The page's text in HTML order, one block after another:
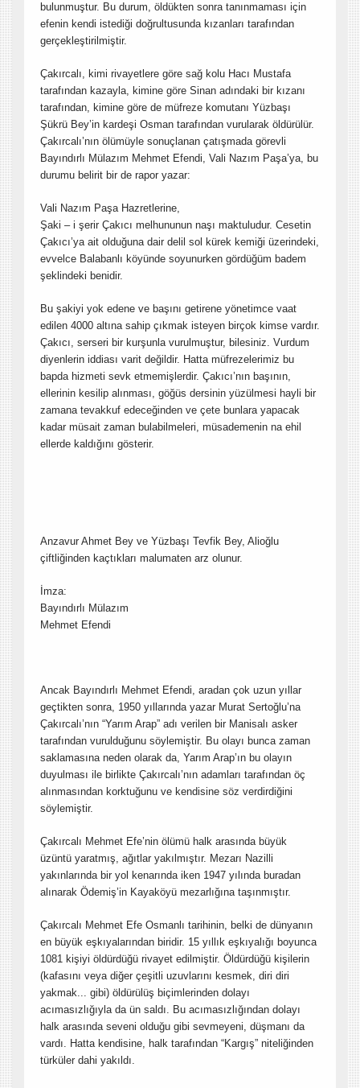
bulunmuştur. Bu durum, öldükten sonra tanınmaması için
efenin kendi istediği doğrultusunda kızanları tarafından
gerçekleştirilmiştir.
Çakırcalı, kimi rivayetlere göre sağ kolu Hacı Mustafa
tarafından kazayla, kimine göre Sinan adındaki bir kızanı
tarafından, kimine göre de müfreze komutanı Yüzbaşı
Şükrü Bey’in kardeşi Osman tarafından vurularak öldürülür.
Çakırcalı’nın ölümüyle sonuçlanan çatışmada görevli
Bayındırlı Mülazım Mehmet Efendi, Vali Nazım Paşa’ya, bu
durumu belirit bir de rapor yazar:
Vali Nazım Paşa Hazretlerine,
Şaki – i şerir Çakıcı melhununun naşı maktuludur. Cesetin
Çakıcı’ya ait olduğuna dair delil sol kürek kemiği üzerindeki,
evvelce Balabanlı köyünde soyunurken gördüğüm badem
şeklindeki benidir.
Bu şakiyi yok edene ve başını getirene yönetimce vaat
edilen 4000 altına sahip çıkmak isteyen birçok kimse vardır.
Çakıcı, serseri bir kurşunla vurulmuştur, bilesiniz. Vurdum
diyenlerin iddiası varit değildir. Hatta müfrezelerimiz bu
bapda hizmeti sevk etmemişlerdir. Çakıcı’nın başının,
ellerinin kesilip alınması, göğüs dersinin yüzülmesi hayli bir
zamana tevakkuf edeceğinden ve çete bunlara yapacak
kadar müsait zaman bulabilmeleri, müsademenin na ehil
ellerde kaldığını gösterir.
Anzavur Ahmet Bey ve Yüzbaşı Tevfik Bey, Alioğlu
çiftliğinden kaçtıkları malumaten arz olunur.
İmza:
Bayındırlı Mülazım
Mehmet Efendi
Ancak Bayındırlı Mehmet Efendi, aradan çok uzun yıllar
geçtikten sonra, 1950 yıllarında yazar Murat Sertoğlu’na
Çakırcalı’nın “Yarım Arap” adı verilen bir Manisalı asker
tarafından vurulduğunu söylemiştir. Bu olayı bunca zaman
saklamasına neden olarak da, Yarım Arap’ın bu olayın
duyulması ile birlikte Çakırcalı’nın adamları tarafından öç
alınmasından korktuğunu ve kendisine söz verdirdiğini
söylemiştir.
Çakırcalı Mehmet Efe’nin ölümü halk arasında büyük
üzüntü yaratmış, ağıtlar yakılmıştır. Mezarı Nazilli
yakınlarında bir yol kenarında iken 1947 yılında buradan
alınarak Ödemiş’in Kayaköyü mezarlığına taşınmıştır.
Çakırcalı Mehmet Efe Osmanlı tarihinin, belki de dünyanın
en büyük eşkıyalarından biridir. 15 yıllık eşkıyalığı boyunca
1081 kişiyi öldürdüğü rivayet edilmiştir. Öldürdüğü kişilerin
(kafasını veya diğer çeşitli uzuvlarını kesmek, diri diri
yakmak... gibi) öldürülüş biçimlerinden dolayı
acımasızlığıyla da ün saldı. Bu acımasızlığından dolayı
halk arasında seveni olduğu gibi sevmeyeni, düşmanı da
vardı. Hatta kendisine, halk tarafından “Kargış” niteliğinden
türküler dahi yakıldı.